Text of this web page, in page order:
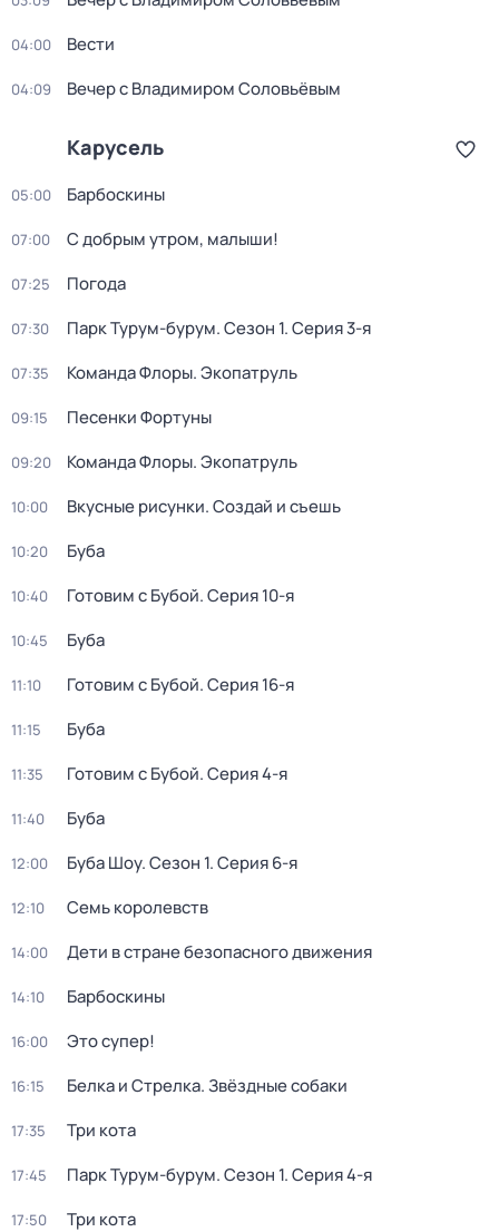
04:00 Вести
04:09 Вечер с Владимиром Соловьёвым
Карусель
05:00 Барбоскины
07:00 С добрым утром, малыши!
07:25 Погода
07:30 Парк Турум-бурум. Сезон 1. Серия 3-я
07:35 Команда Флоры. Экопатруль
09:15 Песенки Фортуны
09:20 Команда Флоры. Экопатруль
10:00 Вкусные рисунки. Создай и съешь
10:20 Буба
10:40 Готовим с Бубой. Серия 10-я
10:45 Буба
11:10 Готовим с Бубой. Серия 16-я
11:15 Буба
11:35 Готовим с Бубой. Серия 4-я
11:40 Буба
12:00 Буба Шоу. Сезон 1. Серия 6-я
12:10 Семь королевств
14:00 Дети в стране безопасного движения
14:10 Барбоскины
16:00 Это супер!
16:15 Белка и Стрелка. Звёздные собаки
17:35 Три кота
17:45 Парк Турум-бурум. Сезон 1. Серия 4-я
17:50 Три кота